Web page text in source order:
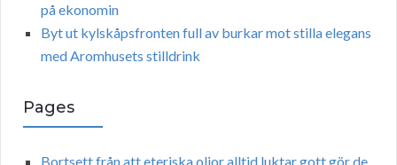
på ekonomin
Byt ut kylskåpsfronten full av burkar mot stilla elegans
med Aromhusets stilldrink
Pages
Bortsett från att eteriska oljor alltid luktar gott gör de